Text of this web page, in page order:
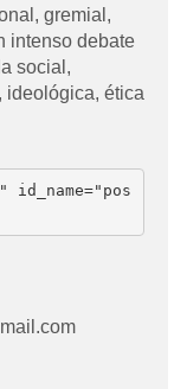
gremial,
intenso debate
social,
ideológica, ética
id_name="pos